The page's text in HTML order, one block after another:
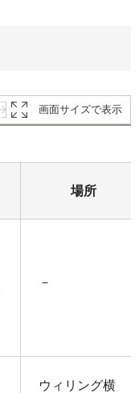
画面サイズで表示
場所
－
ウィリング横